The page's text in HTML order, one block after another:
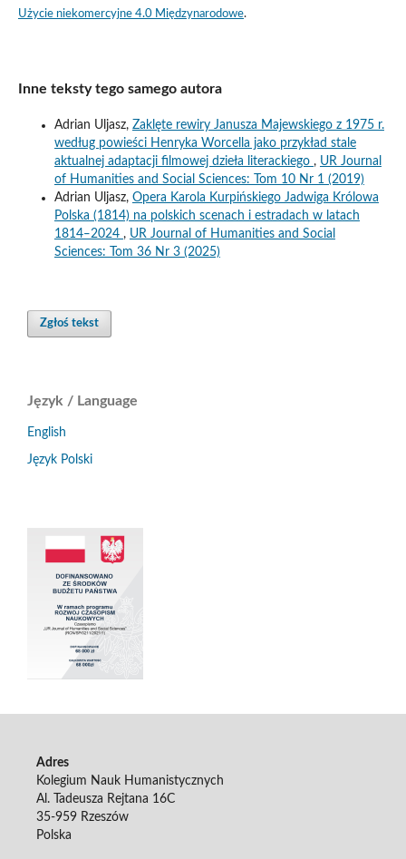
Użycie niekomercyjne 4.0 Międzynarodowe.
Inne teksty tego samego autora
Adrian Uljasz, Zaklęte rewiry Janusza Majewskiego z 1975 r.
według powieści Henryka Worcella jako przykład stale
aktualnej adaptacji filmowej dzieła literackiego , UR Journal
of Humanities and Social Sciences: Tom 10 Nr 1 (2019)
Adrian Uljasz, Opera Karola Kurpińskiego Jadwiga Królowa
Polska (1814) na polskich scenach i estradach w latach
1814‒2024 , UR Journal of Humanities and Social
Sciences: Tom 36 Nr 3 (2025)
Zgłoś tekst
Język / Language
English
Język Polski
Adres
Kolegium Nauk Humanistycznych
Al. Tadeusza Rejtana 16C
35-959 Rzeszów
Polska